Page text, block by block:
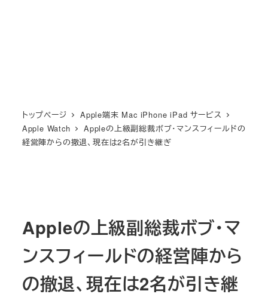
トップページ
Apple端末 Mac iPhone iPad サービス
Apple Watch
Appleの上級副総裁ボブ・マンスフィールドの
経営陣からの撤退、現在は2名が引き継ぎ
Appleの上級副総裁ボブ・マ
ンスフィールドの経営陣から
の撤退、現在は2名が引き継